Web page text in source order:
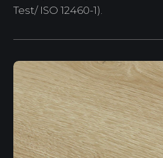
Test/ ISO 12460-1).